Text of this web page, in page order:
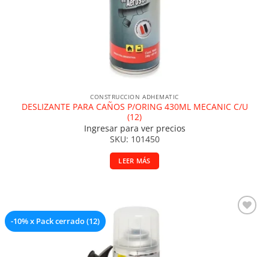
CONSTRUCCION ADHEMATIC
DESLIZANTE PARA CAÑOS P/ORING 430ML MECANIC C/U
(12)
Ingresar para ver precios
SKU: 101450
LEER MÁS
-10% x Pack cerrado (12)